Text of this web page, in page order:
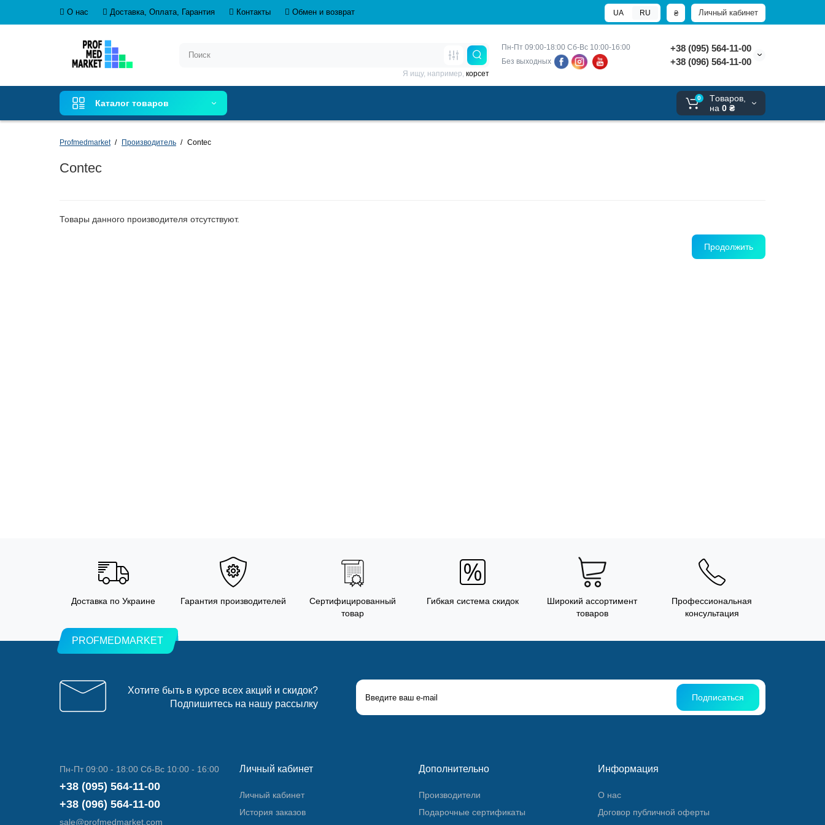
О нас Доставка, Оплата, Гарантия Контакты Обмен и возврат Личный кабинет
₴
UA RU
Пн-Пт 09:00-18:00 Сб-Вс 10:00-16:00
Без выходных
+38 (095) 564-11-00
+38 (096) 564-11-00
Я ищу, например, корсет
Каталог товаров
0
Tоваров,
на 0 ₴
Profmedmarket Производитель Contec
Contec
Товары данного производителя отсутствуют.
Продолжить
Доставка по Украине Гарантия производителей
Сертифицированный
товар
Гибкая система скидок
Широкий ассортимент
товаров
Профессиональная
консультация
PROFMEDMARKET
Хотите быть в курсе всех акций и скидок?
Подпишитесь на нашу рассылку
Подписаться
Пн-Пт 09:00 - 18:00 Сб-Вс 10:00 - 16:00
+38 (095) 564-11-00
+38 (096) 564-11-00
sale@profmedmarket.com
Личный кабинет
Личный кабинет
История заказов
Дополнительно
Производители
Подарочные сертификаты
Информация
О нас
Договор публичной оферты